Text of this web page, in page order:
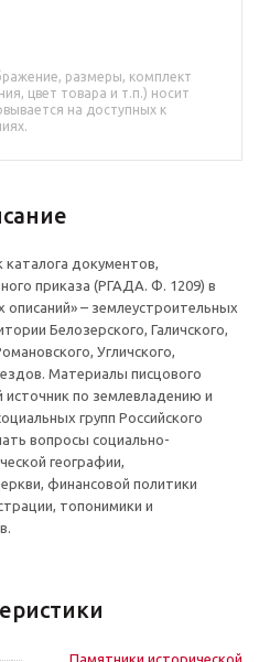
размеры, комплект
цвет товара и т.п.) носит
на доступных к
документов,
приказа (РГАДА. Ф. 1209) в
– землеустроительных
Белозерского, Галичского,
Угличского,
Материалы писцового
по землевладению и
групп Российского
вопросы социально-
географии,
финансовой политики
топонимики и
Памятники исторической